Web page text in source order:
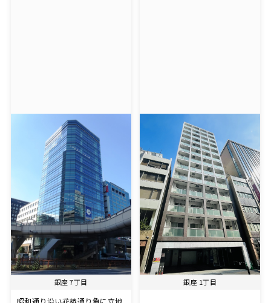
銀座 7丁目
昭和通り沿い花椿通り角に立地
銀座 1丁目